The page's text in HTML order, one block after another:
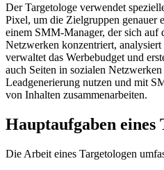
Der Targetologe verwendet
Pixel, um die Zielgruppen genauer
einem SMM-Manager, der sich auf
Netzwerken konzentriert,
verwaltet das Werbebudget und
auch Seiten in sozialen
Leadgenerierung nutzen und mit
von Inhalten zusammenarbeiten.
Hauptaufgaben eines
Die Arbeit eines Targetologen